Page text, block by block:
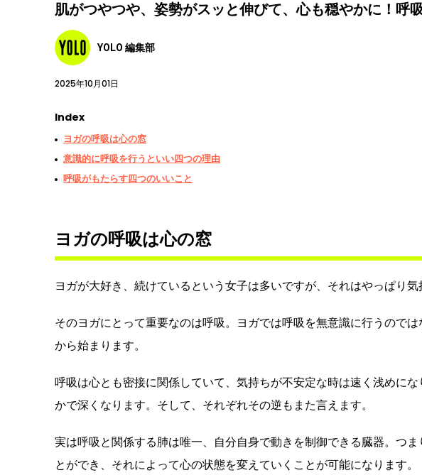
肌がつやつや、姿勢がスッと伸びて、心も穏やかに！呼
YOLO 編集部
2025年10月01日
Index
ヨガの呼吸は心の窓
意識的に呼吸を行うといい四つの理由
呼吸がもたらす四つのいいこと
ヨガの呼吸は心の窓
ヨガが大好き、続けているという女子は多いですが、それはやっぱり
そのヨガにとって重要なのは呼吸。ヨガでは呼吸を無意識に行うので
から始まります。
呼吸は心とも密接に関係していて、気持ちが不安定な時は速く浅めに
かで深くなります。そして、それぞれその逆もまた言えます。
実は呼吸と関係する肺は唯一、自分自身で動きを制御できる臓器。つ
とができ、それによって心の状態を変えていくことが可能になります。